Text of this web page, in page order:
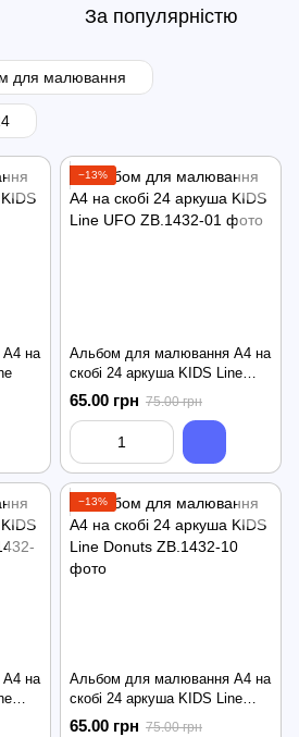
За популярністю
для малювання
на
−13%
Альбом для малювання А4 на
скобі 24 аркуша KIDS Line
UFO
65.00 грн 75.00 грн
на
−13%
Альбом для малювання А4 на
скобі 24 аркуша KIDS Line
Donuts
65.00 грн 75.00 грн